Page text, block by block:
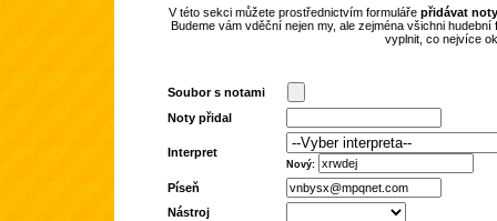
V této sekci můžete prostřednictvím formuláře přidávat noty
Budeme vám vděční nejen my, ale zejména všichni
vyplnit, co nejvíce
Soubor s notami
Noty přidal
Interpret
Nový:
Píseň
Nástroj